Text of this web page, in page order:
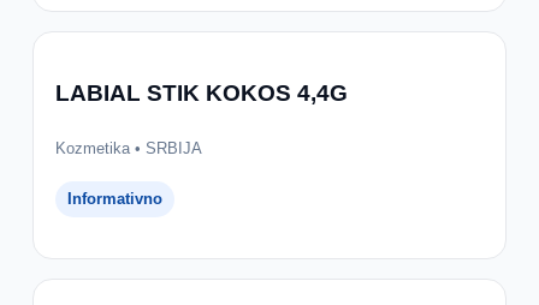
LABIAL STIK KOKOS 4,4G
Kozmetika • SRBIJA
Informativno